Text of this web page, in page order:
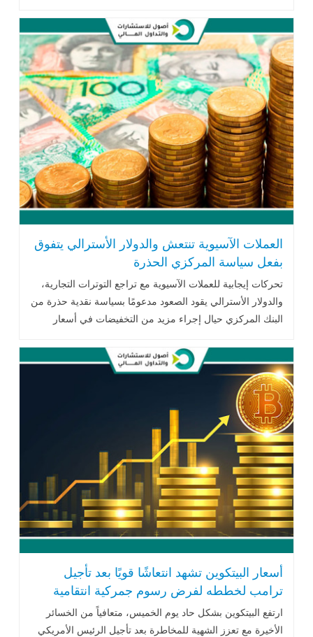
العملات الآسيوية تنتعش والدولار الأسترالي يتفوق
بفعل سياسة المركزي الحذرة
تحركات إيجابية للعملات الآسيوية مع تراجع التوترات التجارية،
والدولار الأسترالي يقود الصعود مدعومًا بسياسة نقدية حذرة من
البنك المركزي حيال إجراء مزيد من التخفيضات في أسعار
أسعار البيتكوين تشهد انتعاشًا قويًا بعد تأجيل
ترامب لخططه لفرض رسوم جمركية انتقامية
مرتفعة
ارتفع البيتكوين بشكل حاد يوم الخميس، متعافياً من الخسائر
الأخيرة مع تعزز الشهية للمخاطرة بعد تأجيل الرئيس الأمريكي